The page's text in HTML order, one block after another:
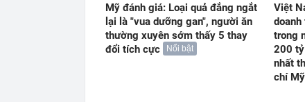
Mỹ đánh giá: Loại quả đắng ngắt
lại là "vua dưỡng gan", người ăn
thường xuyên sớm thấy 5 thay
đổi tích cực
Nổi bật
Việt
trong
200
nhất
chí